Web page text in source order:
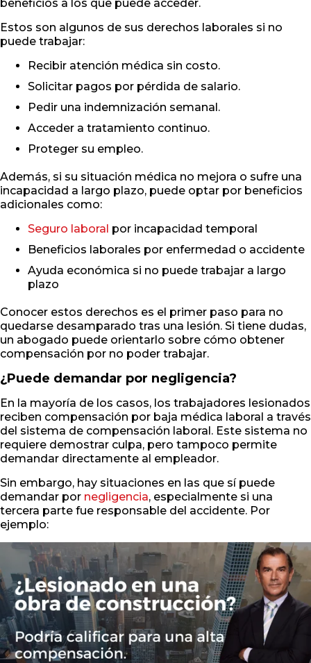
beneficios a los que puede acceder.
Estos son algunos de sus derechos laborales si no
puede trabajar:
Recibir atención médica sin costo.
Solicitar pagos por pérdida de salario.
Pedir una indemnización semanal.
Acceder a tratamiento continuo.
Proteger su empleo.
Además, si su situación médica no mejora o sufre una
incapacidad a largo plazo, puede optar por beneficios
adicionales como:
Seguro laboral por incapacidad temporal
Beneficios laborales por enfermedad o accidente
Ayuda económica si no puede trabajar a largo
plazo
Conocer estos derechos es el primer paso para no
quedarse desamparado tras una lesión. Si tiene dudas,
un abogado puede orientarlo sobre cómo obtener
compensación por no poder trabajar.
¿Puede demandar por negligencia?
En la mayoría de los casos, los trabajadores lesionados
reciben compensación por baja médica laboral a través
del sistema de compensación laboral. Este sistema no
requiere demostrar culpa, pero tampoco permite
demandar directamente al empleador.
Sin embargo, hay situaciones en las que sí puede
demandar por negligencia, especialmente si una
tercera parte fue responsable del accidente. Por
ejemplo: